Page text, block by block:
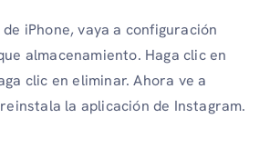
iPhone, vaya a configuración
almacenamiento. Haga clic en
clic en eliminar. Ahora ve a
la aplicación de Instagram.